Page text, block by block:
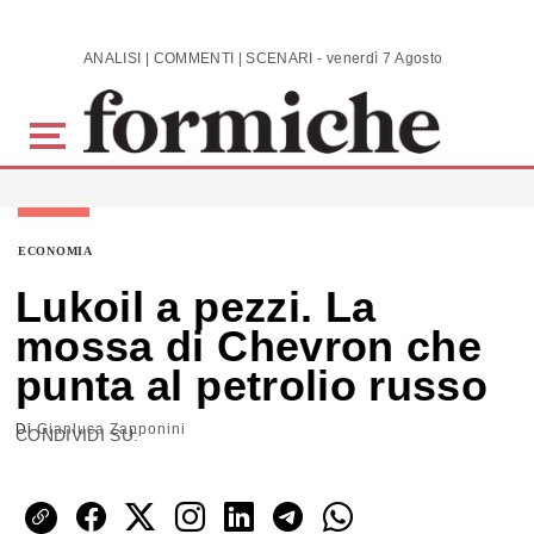
Skip to main content ANALISI | COMMENTI | SCENARI - venerdì 7 Agosto 2026
ECONOMIA
Lukoil a pezzi. La
mossa di Chevron che
punta al petrolio russo
DiGianluca Zapponini
CONDIVIDI SU: